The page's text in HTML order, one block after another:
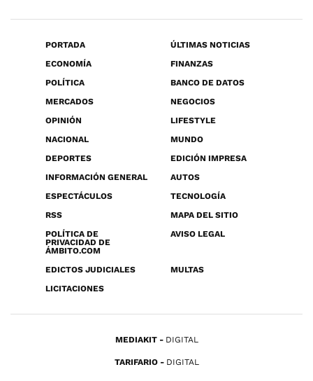
PORTADA
ÚLTIMAS NOTICIAS
ECONOMÍA
FINANZAS
POLÍTICA
BANCO DE DATOS
MERCADOS
NEGOCIOS
OPINIÓN
LIFESTYLE
NACIONAL
MUNDO
DEPORTES
EDICIÓN IMPRESA
INFORMACIÓN GENERAL
AUTOS
ESPECTÁCULOS
TECNOLOGÍA
RSS
MAPA DEL SITIO
POLÍTICA DE
PRIVACIDAD DE
ÁMBITO.COM
AVISO LEGAL
EDICTOS JUDICIALES
MULTAS
LICITACIONES
MEDIAKIT DIGITAL
TARIFARIO DIGITAL